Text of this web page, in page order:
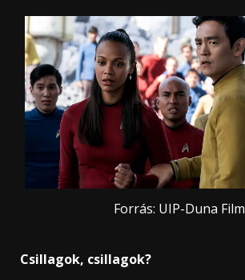
Forrás: UIP-Duna Film
Csillagok, csillagok?